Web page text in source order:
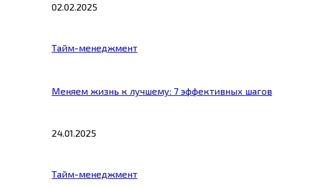
02.02.2025
Тайм-менеджмент
Меняем жизнь к лучшему: 7 эффективных шагов
24.01.2025
Тайм-менеджмент